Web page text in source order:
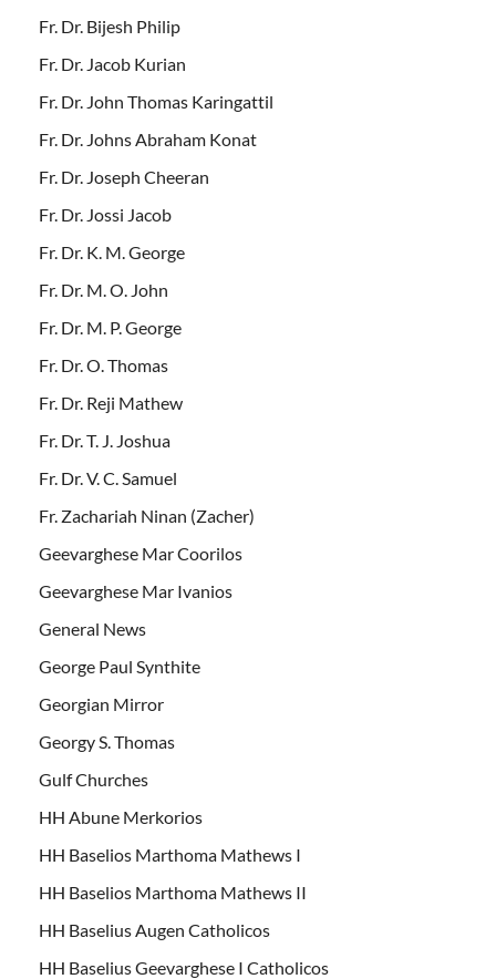
Fr. Dr. Bijesh Philip
Fr. Dr. Jacob Kurian
Fr. Dr. John Thomas Karingattil
Fr. Dr. Johns Abraham Konat
Fr. Dr. Joseph Cheeran
Fr. Dr. Jossi Jacob
Fr. Dr. K. M. George
Fr. Dr. M. O. John
Fr. Dr. M. P. George
Fr. Dr. O. Thomas
Fr. Dr. Reji Mathew
Fr. Dr. T. J. Joshua
Fr. Dr. V. C. Samuel
Fr. Zachariah Ninan (Zacher)
Geevarghese Mar Coorilos
Geevarghese Mar Ivanios
General News
George Paul Synthite
Georgian Mirror
Georgy S. Thomas
Gulf Churches
HH Abune Merkorios
HH Baselios Marthoma Mathews I
HH Baselios Marthoma Mathews II
HH Baselius Augen Catholicos
HH Baselius Geevarghese I Catholicos